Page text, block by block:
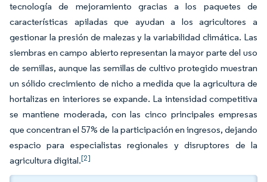
tecnología de mejoramiento gracias a los paquetes de
características apiladas que ayudan a los agricultores a
gestionar la presión de malezas y la variabilidad climática. Las
siembras en campo abierto representan la mayor parte del uso
de semillas, aunque las semillas de cultivo protegido muestran
un sólido crecimiento de nicho a medida que la agricultura de
hortalizas en interiores se expande. La intensidad competitiva
se mantiene moderada, con las cinco principales empresas
que concentran el 57% de la participación en ingresos, dejando
espacio para especialistas regionales y disruptores de la
agricultura digital.[2]